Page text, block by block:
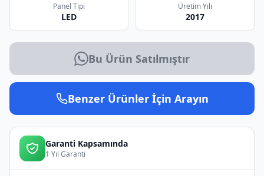
Panel Tipi
LED
Üretim Yılı
2017
Bu Ürün Satılmıştır
Benzer Ürünler İçin Arayın
Garanti Kapsamında
1 Yıl Garanti